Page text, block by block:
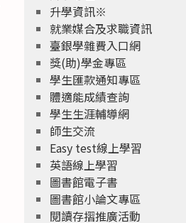
升學資訊※
就業媒合及求職資訊
臺銀學雜費入口網
獎(助)學金專區
學生匯款通知專區
體適能成績查詢
學生生涯輔導網
師生交流
Easy test線上學習
英語線上學習
圖書館電子書
圖書館小論文專區
閱讀存摺推廣活動